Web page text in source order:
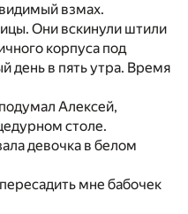
взмах.
Они вскинули штили
корпуса под
день в пять утра. Время
Алексей,
столе.
девочка в белом
мне бабочек